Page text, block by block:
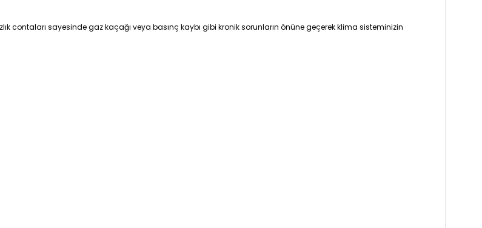
contaları sayesinde gaz kaçağı veya basınç kaybı gibi kronik sorunların önüne geçerek klima sisteminizin